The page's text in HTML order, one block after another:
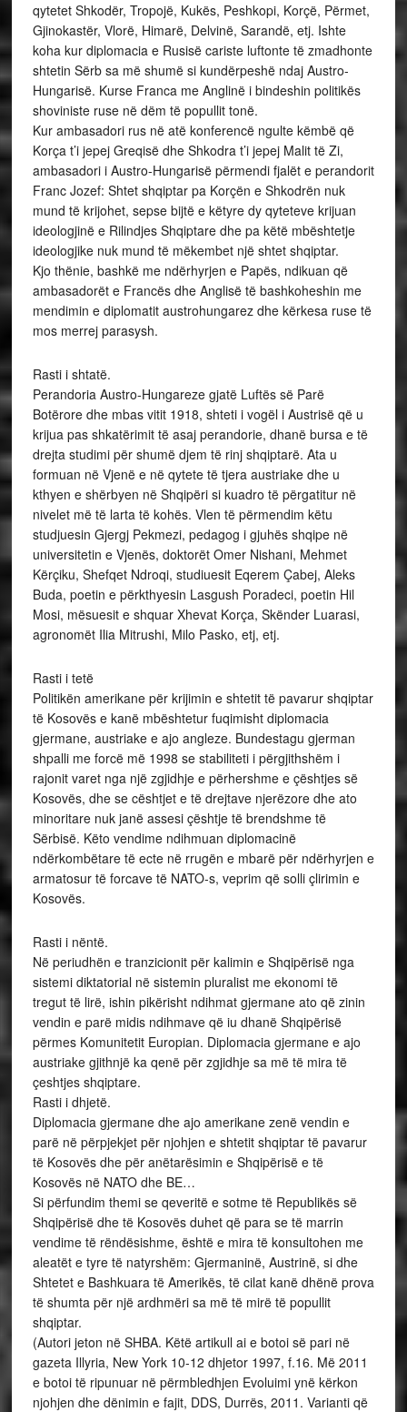
qytetet Shkodër, Tropojë, Kukës, Peshkopi, Korçë, Përmet,
Gjinokastër, Vlorë, Himarë, Delvinë, Sarandë, etj. Ishte
koha kur diplomacia e Rusisë cariste luftonte të zmadhonte
shtetin Sërb sa më shumë si kundërpeshë ndaj Austro-
Hungarisë. Kurse Franca me Anglinë i bindeshin politikës
shoviniste ruse në dëm të popullit tonë.
Kur ambasadori rus në atë konferencë ngulte këmbë që
Korça t’i jepej Greqisë dhe Shkodra t’i jepej Malit të Zi,
ambasadori i Austro-Hungarisë përmendi fjalët e perandorit
Franc Jozef: Shtet shqiptar pa Korçën e Shkodrën nuk
mund të krijohet, sepse bijtë e këtyre dy qyteteve krijuan
ideologjinë e Rilindjes Shqiptare dhe pa këtë mbështetje
ideologjike nuk mund të mëkembet një shtet shqiptar.
Kjo thënie, bashkë me ndërhyrjen e Papës, ndikuan që
ambasadorët e Francës dhe Anglisë të bashkoheshin me
mendimin e diplomatit austrohungarez dhe kërkesa ruse të
mos merrej parasysh.
Rasti i shtatë.
Perandoria Austro-Hungareze gjatë Luftës së Parë
Botërore dhe mbas vitit 1918, shteti i vogël i Austrisë që u
krijua pas shkatërimit të asaj perandorie, dhanë bursa e të
drejta studimi për shumë djem të rinj shqiptarë. Ata u
formuan në Vjenë e në qytete të tjera austriake dhe u
kthyen e shërbyen në Shqipëri si kuadro të përgatitur në
nivelet më të larta të kohës. Vlen të përmendim këtu
studjuesin Gjergj Pekmezi, pedagog i gjuhës shqipe në
universitetin e Vjenës, doktorët Omer Nishani, Mehmet
Kërçiku, Shefqet Ndroqi, studiuesit Eqerem Çabej, Aleks
Buda, poetin e përkthyesin Lasgush Poradeci, poetin Hil
Mosi, mësuesit e shquar Xhevat Korça, Skënder Luarasi,
agronomët Ilia Mitrushi, Milo Pasko, etj, etj.
Rasti i tetë
Politikën amerikane për krijimin e shtetit të pavarur shqiptar
të Kosovës e kanë mbështetur fuqimisht diplomacia
gjermane, austriake e ajo angleze. Bundestagu gjerman
shpalli me forcë më 1998 se stabiliteti i përgjithshëm i
rajonit varet nga një zgjidhje e përhershme e çështjes së
Kosovës, dhe se cështjet e të drejtave njerëzore dhe ato
minoritare nuk janë assesi çështje të brendshme të
Sërbisë. Këto vendime ndihmuan diplomacinë
ndërkombëtare të ecte në rrugën e mbarë për ndërhyrjen e
armatosur të forcave të NATO-s, veprim që solli çlirimin e
Kosovës.
Rasti i nëntë.
Në periudhën e tranzicionit për kalimin e Shqipërisë nga
sistemi diktatorial në sistemin pluralist me ekonomi të
tregut të lirë, ishin pikërisht ndihmat gjermane ato që zinin
vendin e parë midis ndihmave që iu dhanë Shqipërisë
përmes Komunitetit Europian. Diplomacia gjermane e ajo
austriake gjithnjë ka qenë për zgjidhje sa më të mira të
çeshtjes shqiptare.
Rasti i dhjetë.
Diplomacia gjermane dhe ajo amerikane zenë vendin e
parë në përpjekjet për njohjen e shtetit shqiptar të pavarur
të Kosovës dhe për anëtarësimin e Shqipërisë e të
Kosovës në NATO dhe BE…
Si përfundim themi se qeveritë e sotme të Republikës së
Shqipërisë dhe të Kosovës duhet që para se të marrin
vendime të rëndësishme, është e mira të konsultohen me
aleatët e tyre të natyrshëm: Gjermaninë, Austrinë, si dhe
Shtetet e Bashkuara të Amerikës, të cilat kanë dhënë prova
të shumta për një ardhmëri sa më të mirë të popullit
shqiptar.
(Autori jeton në SHBA. Këtë artikull ai e botoi së pari në
gazeta Illyria, New York 10-12 dhjetor 1997, f.16. Më 2011
e botoi të ripunuar në përmbledhjen Evoluimi ynë kërkon
njohjen dhe dënimin e fajit, DDS, Durrës, 2011. Varianti që